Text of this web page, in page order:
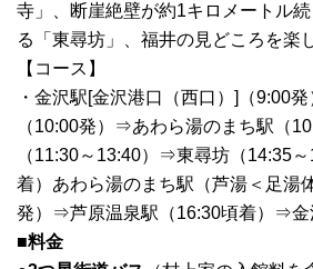
寺」、断崖絶壁が約1キロメートル
る「東尋坊」、福井の見どころを楽
【コース】
・金沢駅[金沢港口（西口）]（9:00
（10:00発）⇒あわら湯のまち駅（
（11:30～13:40）⇒東尋坊（14:35
着）あわら湯のまち駅（芦湯＜足湯
発）⇒芦原温泉駅（16:30頃着）⇒金
■料金